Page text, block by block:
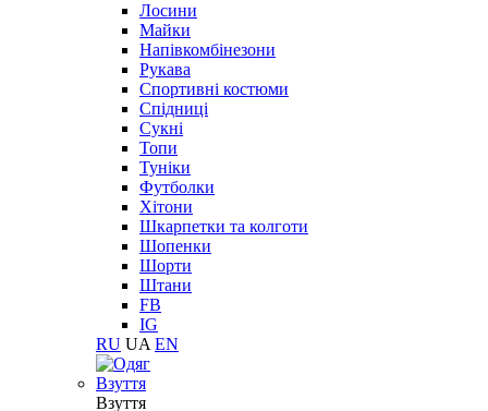
Лосини
Майки
Напівкомбінезони
Рукава
Спортивні костюми
Спідниці
Сукні
Топи
Туніки
Футболки
Хітони
Шкарпетки та колготи
Шопенки
Шорти
Штани
FB
IG
RU UA EN
Взуття
Взуття